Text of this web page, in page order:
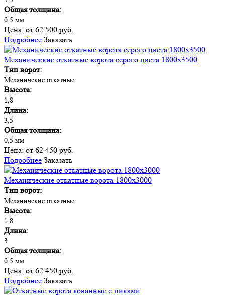
Общая толщина:
0,5 мм
Цена: от 62 500 руб.
Подробнее Заказать
Механические откатные ворота серого цвета 1800х3500
Тип ворот:
Механичекие откатные
Высота:
1,8
Длина:
3,5
Общая толщина:
0,5 мм
Цена: от 62 450 руб.
Подробнее Заказать
Механические откатные ворота 1800х3000
Тип ворот:
Механичекие откатные
Высота:
1,8
Длина:
3
Общая толщина:
0,5 мм
Цена: от 62 450 руб.
Подробнее Заказать